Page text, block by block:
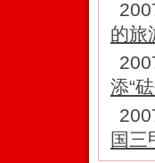
的旅
添“
国三